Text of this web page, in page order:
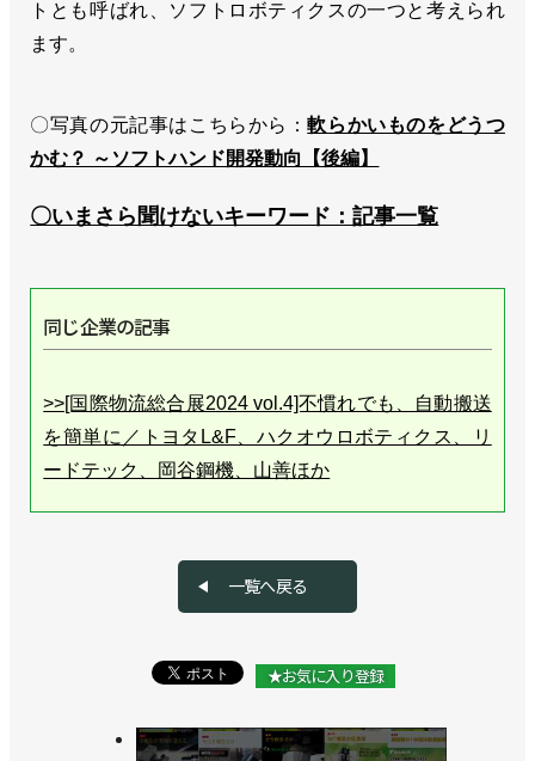
トとも呼ばれ、ソフトロボティクスの一つと考えられ
ます。
〇写真の元記事はこちらから：軟らかいものをどうつ
かむ？ ～ソフトハンド開発動向【後編】
〇いまさら聞けないキーワード：記事一覧
同じ企業の記事
>>[国際物流総合展2024 vol.4]不慣れでも、自動搬送
を簡単に／トヨタL&F、ハクオウロボティクス、リ
ードテック、岡谷鋼機、山善ほか
一覧へ戻る
★お気に入り登録